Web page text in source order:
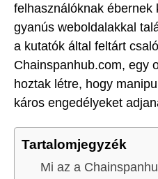
felhasználóknak ébernek
gyanús weboldalakkal
a kutatók által feltárt
Chainspanhub.com, egy
hoztak létre, hogy
káros engedélyeket
Tartalomjegyzék
Mi az a